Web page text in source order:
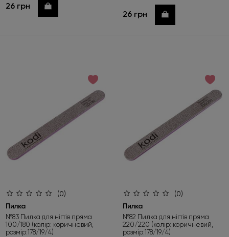
26 грн Купити
26 грн Купити
(0)
Пилка
№83 Пилка для нігтів пряма
100/180 (колір: коричневий,
розмір:178/19/4)
(0)
Пилка
№82 Пилка для нігтів пряма
220/220 (колір: коричневий,
розмір:178/19/4)